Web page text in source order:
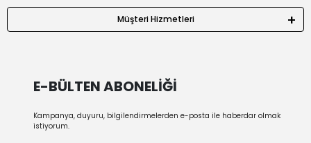
Müşteri Hizmetleri
E-BÜLTEN ABONELİĞİ
Kampanya, duyuru, bilgilendirmelerden e-posta ile haberdar olmak
istiyorum.